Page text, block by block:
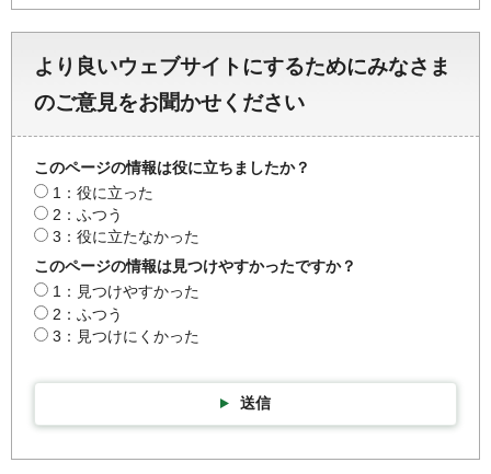
より良いウェブサイトにするためにみなさま
のご意見をお聞かせください
このページの情報は役に立ちましたか？
1：役に立った
2：ふつう
3：役に立たなかった
このページの情報は見つけやすかったですか？
1：見つけやすかった
2：ふつう
3：見つけにくかった
送信